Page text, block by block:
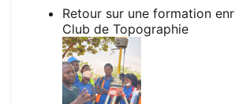
Retour sur une formation
Club de Topographie